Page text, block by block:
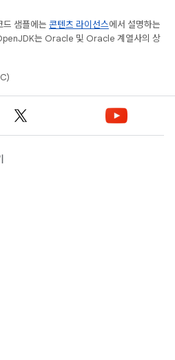
드 샘플에는 콘텐츠 라이선스에서 설명하는
는 Oracle 및 Oracle 계열사의 상